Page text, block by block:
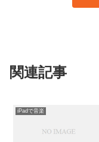
関連記事
iPadで音楽